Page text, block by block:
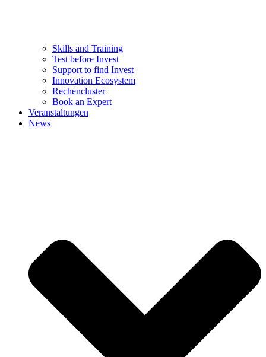
Skills and Training
Test before Invest
Support to find Invest
Innovation Ecosystem
Rechencluster​
Book an Expert
Veranstaltungen
News